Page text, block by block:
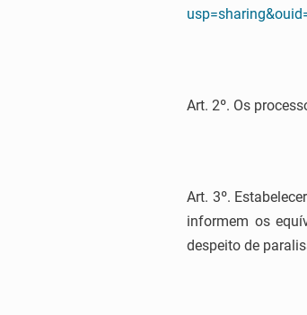
Art. 2º. Os
Art. 3º.
informem os
despeito de